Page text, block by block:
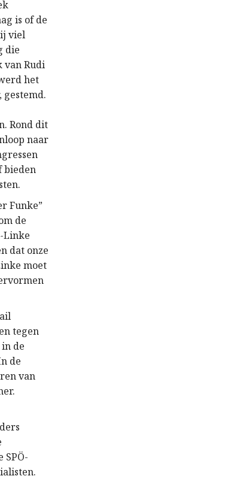
is of de
viel
die
van Rudi
het
Rond dit
naar
bieden
Funke”
de
Linke
dat onze
moet
tegen
de
de
van